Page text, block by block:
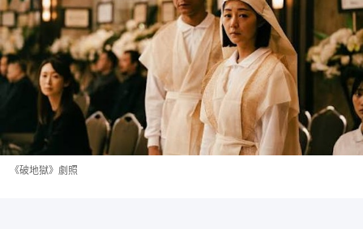
《破地獄》劇照